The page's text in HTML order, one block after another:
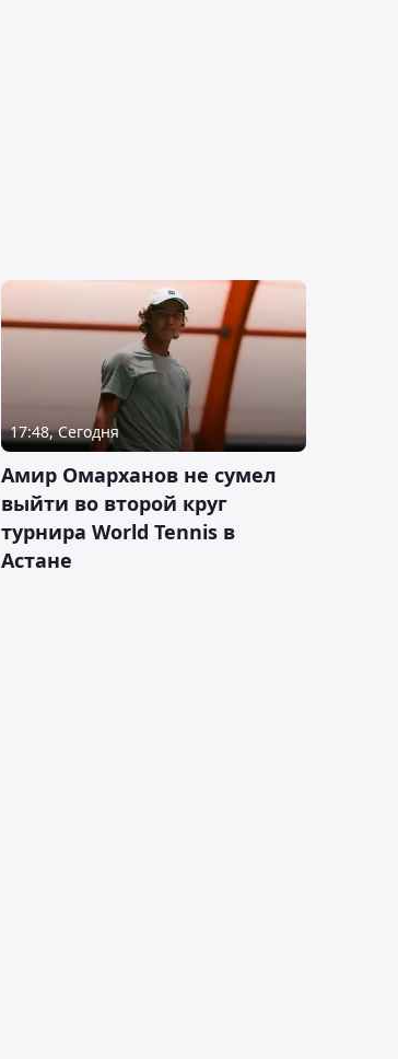
17:48, Сегодня
Амир Омарханов не сумел
выйти во второй круг
турнира World Tennis в
Астане